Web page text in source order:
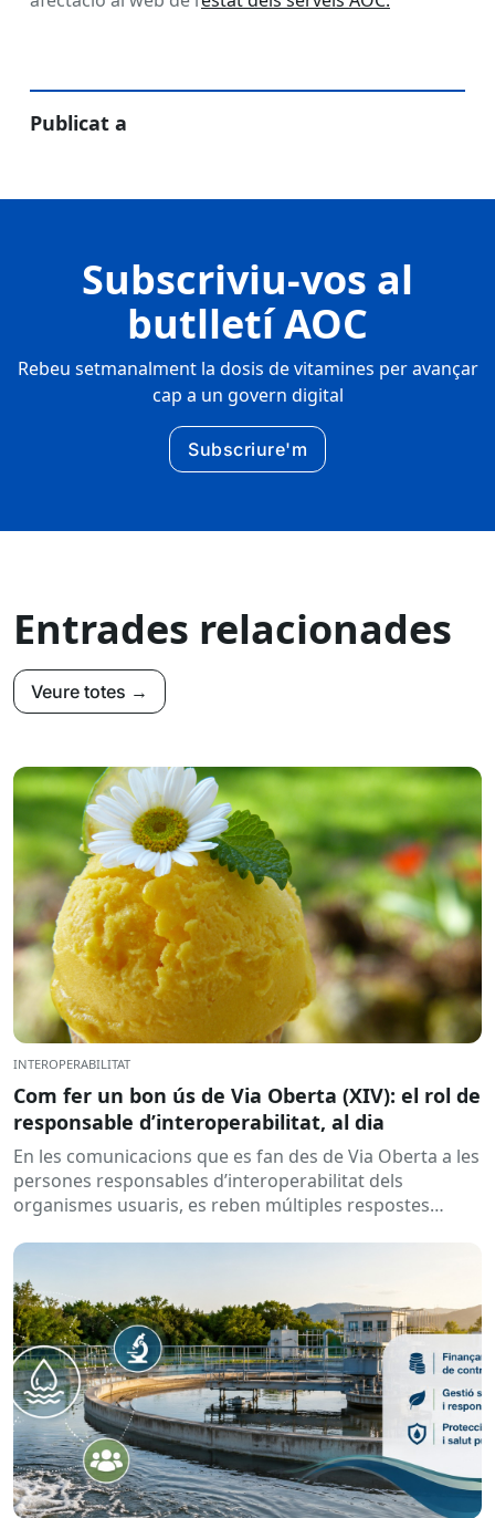
Publicat a
Subscriviu-vos al
butlletí AOC
Rebeu setmanalment la dosis de vitamines per avançar
cap a un govern digital
Subscriure'm
Entrades relacionades
Veure totes →
INTEROPERABILITAT
Com fer un bon ús de Via Oberta (XIV): el rol de
responsable d’interoperabilitat, al dia
En les comunicacions que es fan des de Via Oberta a les
persones responsables d’interoperabilitat dels
organismes usuaris, es reben múltiples respostes